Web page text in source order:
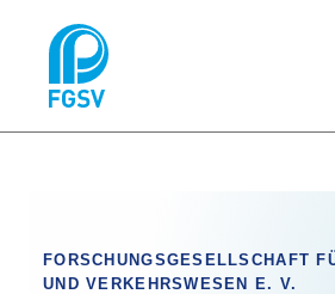
FORSCHUNGSGESELLSCHAFT
ND VERKEHRSWESEN E. V.